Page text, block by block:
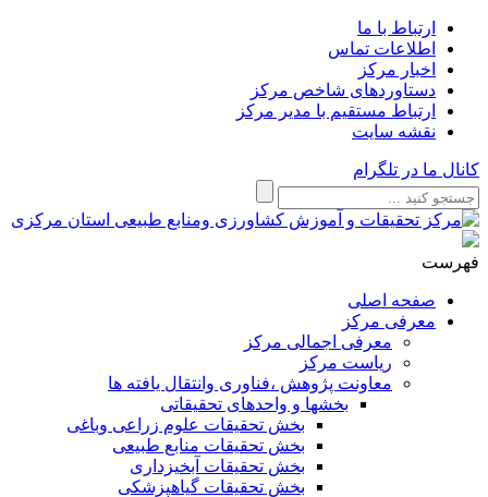
ارتباط با ما
اطلاعات تماس
اخبار مرکز
دستاوردهای شاخص مرکز
ارتباط مستقیم با مدیر مرکز
نقشه سایت
کانال ما در تلگرام
فهرست
صفحه اصلی
معرفی مرکز
معرفی اجمالی مرکز
ریاست مرکز
معاونت پژوهش ،فناوری وانتقال یافته ها
بخشها و واحدهای تحقیقاتی
بخش تحقیقات علوم زراعی وباغی
بخش تحقیقات منابع طبیعی
بخش تحقیقات آبخیزداری
بخش تحقیقات گیاهپزشکی